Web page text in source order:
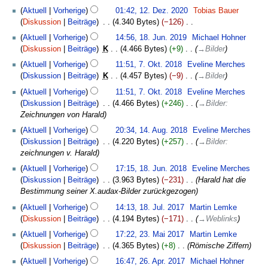
m
e
n
f
s
s
u
n
g
z
u
s
a
m
m
e
n
f
a
s
u
n
g
Aktuell Vorherige 01:42, 12. Dez. 2020
Tobias Bauer
Diskussion
Beiträge 4.340 Bytes −126 ‎
K
e
n
e
B
e
a
b
e
i
t
u
n
g
s
u
s
a
18.
Juni
Aktuell Vorherige 14:56, 18. Jun. 2019
Michael Hohner
Diskussion
Beiträge K 4.466 Bytes +9 ‎ →Bilder
7.
Oktober
Aktuell Vorherige 11:51, 7. Okt. 2018
Eveline Merches
Diskussion
Beiträge K 4.457 Bytes −9 ‎ →Bilder
Aktuell
Vorherige 11:51, 7. Okt. 2018
Eveline Merches
Diskussion
Beiträge 4.466 Bytes +246 ‎ →Bilder:
Zeichnungen von Harald
August
2018
Aktuell Vorherige 20:34, 14. Aug. 2018
Eveline Merches
Diskussion
Beiträge 4.220 Bytes +257 ‎ →Bilder:
zeichnungen v. Harald
18.
Juni
2018
Aktuell Vorherige 17:15, 18. Jun. 2018
Eveline Merches
Diskussion
Beiträge 3.963 Bytes −231 ‎
Harald hat die
Bestimmung seiner X.audax-Bilder zurückgezogen
Juli
2017
Aktuell Vorherige 14:13, 18. Jul. 2017
Martin Lemke
Diskussion
Beiträge 4.194 Bytes −171 ‎ → Weblinks
Mai
Aktuell Vorherige 17:22, 23. Mai 2017
Martin Lemke
Diskussion
Beiträge 4.365 Bytes +8 ‎ Römische Ziffern
Aktuell Vorherige 16:47, 26. Apr. 2017 Michael Hohner